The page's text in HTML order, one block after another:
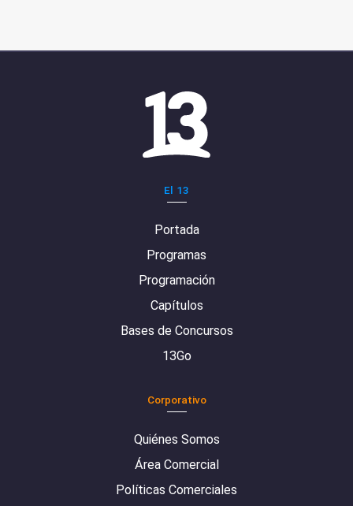
El 13
Portada
Programas
Programación
Capítulos
Bases de Concursos
13Go
Corporativo
Quiénes Somos
Área Comercial
Políticas Comerciales